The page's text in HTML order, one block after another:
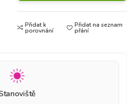
Přidat k
porovnání
Přidat na seznam
přání